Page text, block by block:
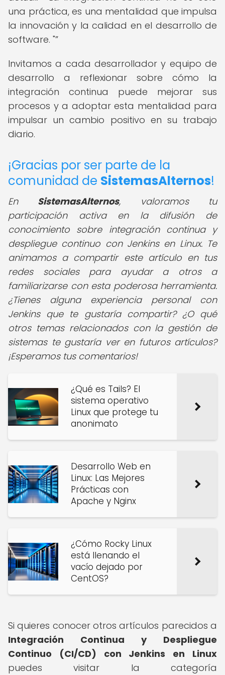
una práctica, es una mentalidad que impulsa
la innovación y la calidad en el desarrollo de
software. "
Invitamos a cada desarrollador y equipo de
desarrollo a reflexionar sobre cómo la
integración continua puede mejorar sus
procesos y a adoptar esta mentalidad para
impulsar un cambio positivo en su trabajo
diario.
¡Gracias por ser parte de la
comunidad de SistemasAlternos!
En SistemasAlternos, valoramos tu
participación activa en la difusión de
conocimiento sobre integración continua y
despliegue continuo con Jenkins en Linux. Te
animamos a compartir este artículo en tus
redes sociales para ayudar a otros a
familiarizarse con esta poderosa herramienta.
¿Tienes alguna experiencia personal con
Jenkins que te gustaría compartir? ¿O qué
otros temas relacionados con la gestión de
sistemas te gustaría ver en futuros artículos?
¡Esperamos tus comentarios!
¿Qué es Tails? El
sistema operativo
Linux que protege tu
anonimato
Desarrollo Web en
Linux: Las Mejores
Prácticas con
Apache y Nginx
¿Cómo Rocky Linux
está llenando el
vacío dejado por
CentOS?
Si quieres conocer otros artículos parecidos a
Integración Continua y Despliegue
Continuo (CI/CD) con Jenkins en Linux
puedes visitar la categoría